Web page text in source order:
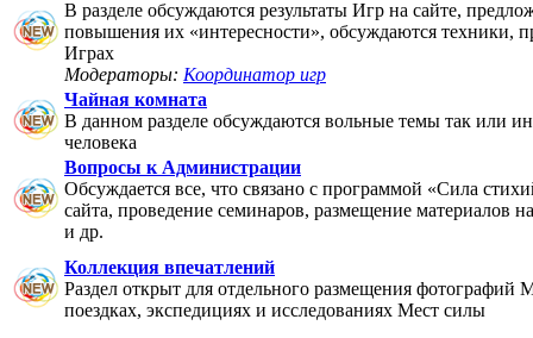
В разделе обсуждаются результаты Игр на сайте,
повышения их «интересности», обсуждаются техники,
Играх
Модераторы: Координатор игр
Чайная комната
В данном разделе обсуждаются вольные темы так или
человека
Вопросы к Администрации
Обсуждается все, что связано с программой «Сила
сайта, проведение семинаров, размещение материалов
и др.
Коллекция впечатлений
Раздел открыт для отдельного размещения фотографий
поездках, экспедициях и исследованиях Мест силы